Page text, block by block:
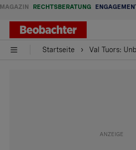
MAGAZIN RECHTSBERATUNG
Startseite Val Tuors: